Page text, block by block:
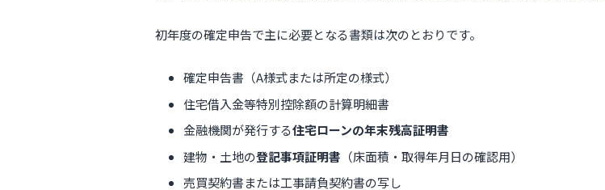
初年度の確定申告で主に必要となる書類は次のとおりです。
確定申告書（A様式または所定の様式）
住宅借入金等特別控除額の計算明細書
金融機関が発行する住宅ローンの年末残高証明書
建物・土地の登記事項証明書 （床面積・取得年月日の確認用）
売買契約書または工事請負契約書の写し